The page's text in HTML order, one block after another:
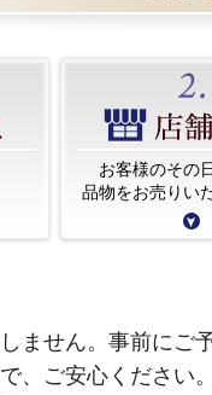
お客様のその
品物をお売りい
ません。事前にご
、ご安心ください